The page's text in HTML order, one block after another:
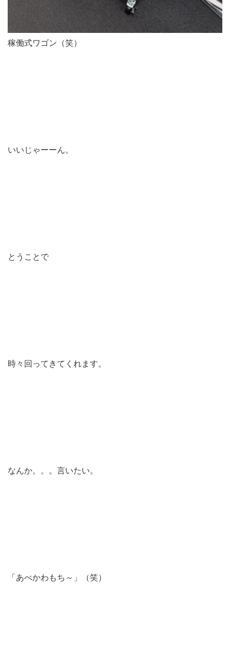
稼働式ワゴン（笑）
いいじゃーーん。
とうことで
時々回ってきてくれます。
なんか。。。言いたい。
「あべかわもち～」（笑）